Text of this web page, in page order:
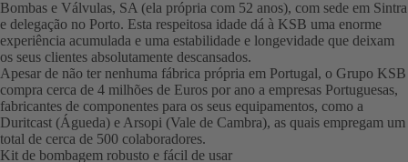
Bombas e Válvulas, SA (ela própria com 52 anos), com sede em Sintra
e delegação no Porto. Esta respeitosa idade dá à KSB uma enorme
experiência acumulada e uma estabilidade e longevidade que deixam
os seus clientes absolutamente descansados.
Apesar de não ter nenhuma fábrica própria em Portugal, o Grupo KSB
compra cerca de 4 milhões de Euros por ano a empresas Portuguesas,
fabricantes de componentes para os seus equipamentos, como a
Duritcast (Águeda) e Arsopi (Vale de Cambra), as quais empregam um
total de cerca de 500 colaboradores.
Kit de bombagem robusto e fácil de usar